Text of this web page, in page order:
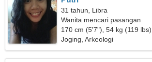
31 tahun, Libra
Wanita mencari pasangan
170 cm (5'7"), 54 kg (119 lbs)
Joging, Arkeologi